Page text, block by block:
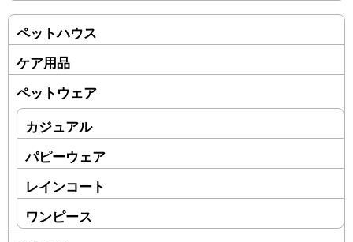
ペットハウス
ケア用品
ペットウェア
カジュアル
パピーウェア
レインコート
ワンピース